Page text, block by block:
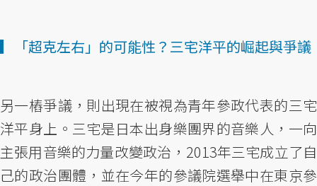
▎「超克左右」的可能性？三宅洋平的崛起與爭議
另一樁爭議，則出現在被視為青年參政代表的三宅
洋平身上。三宅是日本出身樂團界的音樂人，一向
主張用音樂的力量改變政治，2013年三宅成立了自
己的政治團體，並在今年的參議院選舉中在東京參